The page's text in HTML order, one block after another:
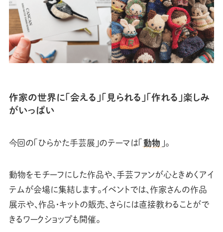
作家の世界に「会える」「見られる」「作れる」楽しみ
がいっぱい
今回の「ひらかた手芸展」のテーマは「 動物 」。
動物をモチーフにした作品や、手芸ファンが心ときめくアイ
テムが会場に集結します。イベントでは、作家さんの作品
展示や、作品・キットの販売、さらには直接教わることがで
きるワークショップも開催。